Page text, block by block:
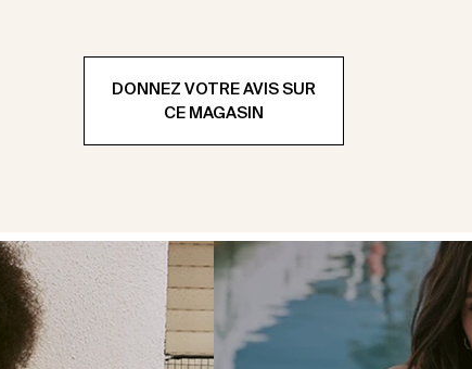
DONNEZ VOTRE AVIS SUR
CE MAGASIN